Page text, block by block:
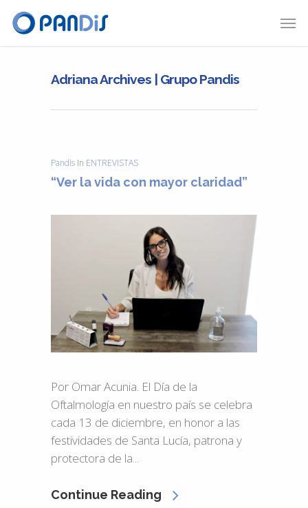
Adriana Archives | Grupo Pandis
Pandis In ENTREVISTAS
“Ver la vida con mayor claridad”
Por Omar Acunia. El Día de la
Oftalmología en nuestro país se celebra
cada 13 de diciembre, en honor a las
festividades de Santa Lucía, patrona y
protectora de la...
Continue Reading